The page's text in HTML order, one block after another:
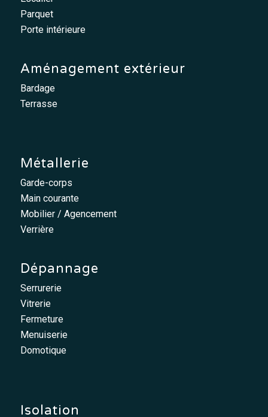
Parquet
Porte intérieure
Aménagement extérieur
Bardage
Terrasse
Métallerie
Garde-corps
Main courante
Mobilier / Agencement
Verrière
Dépannage
Serrurerie
Vitrerie
Fermeture
Menuiserie
Domotique
Isolation